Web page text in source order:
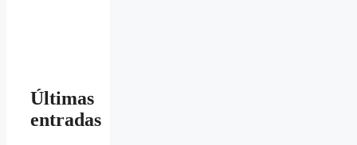
Últimas
entradas